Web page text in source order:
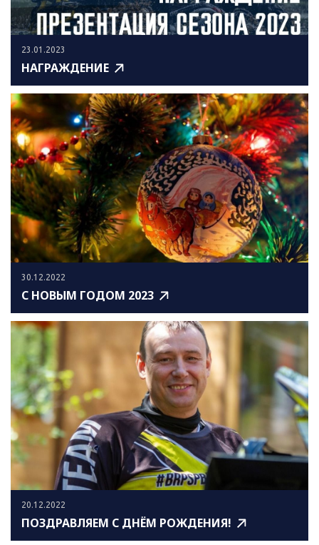
23.01.2023
НАГРАЖДЕНИЕ
30.12.2022
С НОВЫМ ГОДОМ 2023
20.12.2022
ПОЗДРАВЛЯЕМ С ДНЁМ РОЖДЕНИЯ!